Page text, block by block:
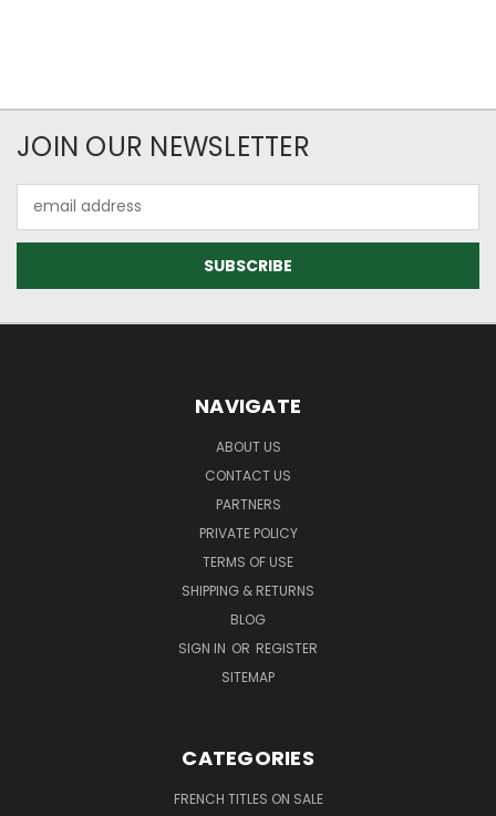
JOIN OUR NEWSLETTER
Address
NAVIGATE
ABOUT US
CONTACT US
PARTNERS
PRIVATE POLICY
TERMS OF USE
SHIPPING & RETURNS
BLOG
SIGN IN OR REGISTER
SITEMAP
CATEGORIES
FRENCH TITLES ON SALE